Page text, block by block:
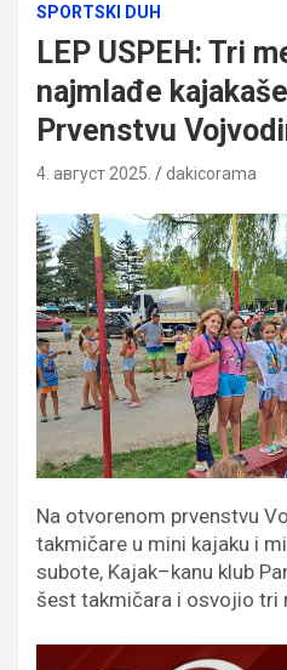
SPORTSKI DUH
LEP USPEH: Tri
najmlađe
Prvenstvu
4. август 2025. dakicorama
Na otvorenom prvenstvu
takmičare u mini kajaku i
subote, Kajak–kanu klub
šest takmičara i osvojio tri